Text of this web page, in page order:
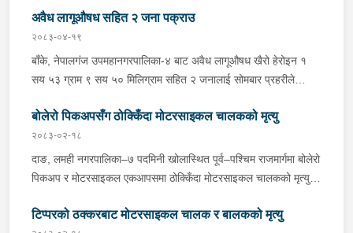
प्रहरी कार्यालय लुङबाहानेबाट खटिएको प्रहरीले उक्त हातहतियार फेला पारी
बरामद गरेको हो । यस सम्बन्धमा प्रहरीले आवश्यक अनुसन्धान गरिरहेको
छ ।
अवैध लागूऔषध सहित २ जना पक्राउ
२०८३-०४-१९
बाँके, नेपालगंज उपमहानगरपालिका-४ बाट अवैध लागूऔषध खैरो हेरोइन १
सय ५३ ग्राम ९ सय ५० मिलिग्राम सहित २ जनालाई सोमबार प्रहरीले
वर्षीय सुशिल भण्डारी र सोही उपमहानगरपालिका-१० बस्ने ५५ वर्षीय अरूण
कुमार जयसवाल रहेका छन् । लागूऔषध नियन्त्रण ब्यूरो शाखा कार्यालय
नेपालगंजबाट खटिएको प्रहरीले उनीहरूलाई उक्त लागूऔषध सहित पक्राउ
गरेको हो । थप अनुसन्धानको क्रममा प्रहरीले अरूण कुमारको घर तलासी
२ लाख १४ हजार भारतीय रूपैयाँ र डिजिटल तराजु १ थान समेत फेला पारी
बरामद गरेको छ ।यस सम्बन्धमा प्रहरीले आवश्यक अनुसन्धान गरिरहेको छ ।
बोलेरो पिकअपसँग ठोक्किँदा मोटरसाइकल चालकको मृत्यु
२०८३-०२-१८
दाङ, लमही नगरपालिका–७ पदमिनी खोलास्थित पूर्व–पश्चिम राजमार्गमा बोलेरो
पिकअप र मोटरसाइकल एकआपसमा ठोक्किँदा मोटरसाइकल चालकको मृत्यु
मोटरसाइकल र विपरीत दिशाबाट अमिलियाबाट लमहीतर्फ आउँदै गरेको लु.२
टिप्परको ठक्करबाट मोटरसाइकल चालक र बालकको मृत्यु